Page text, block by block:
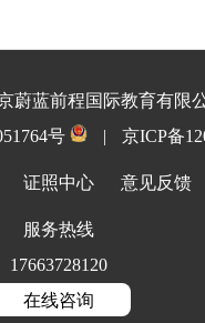
蔚蓝前程国际教育有限
号
| 京ICP备
证照中心 意见反馈
服务热线
17663728120
在线咨询